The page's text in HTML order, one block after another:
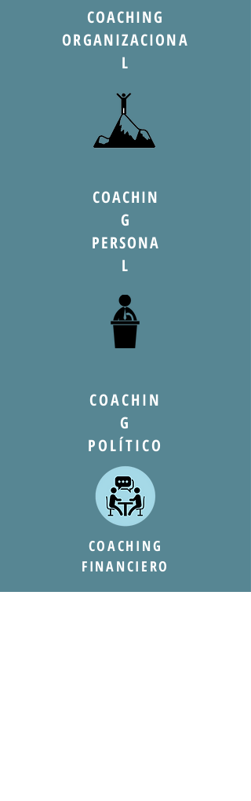
COACHING
ORGANIZACIONA
L
COACHIN
G
PERSONA
L
COACHIN
G
POLÍTICO
COACHING
FINANCIERO